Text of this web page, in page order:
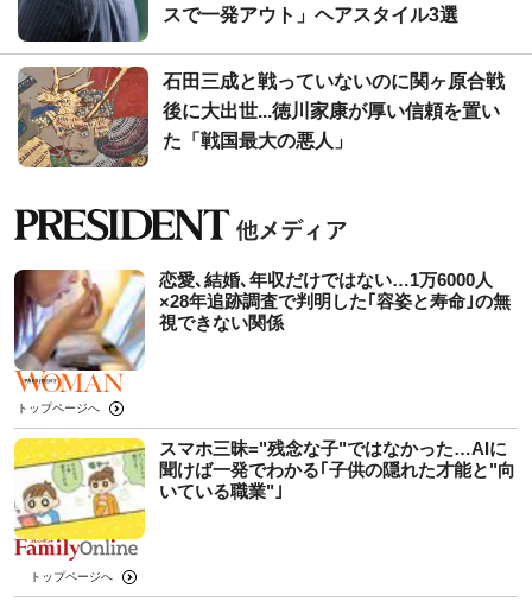
スで一発アウト」ヘアスタイル3選
石田三成と戦っていないのに関ヶ原合戦
後に大出世...徳川家康が厚い信頼を置い
た「戦国最大の悪人」
恋愛､結婚､年収だけではない…1万6000人
×28年追跡調査で判明した｢容姿と寿命｣の無
視できない関係
トップページへ
スマホ三昧="残念な子"ではなかった…AIに
聞けば一発でわかる｢子供の隠れた才能と"向
いている職業"｣
トップページへ